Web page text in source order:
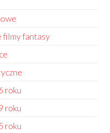
filmy fantasy
roku
roku
roku